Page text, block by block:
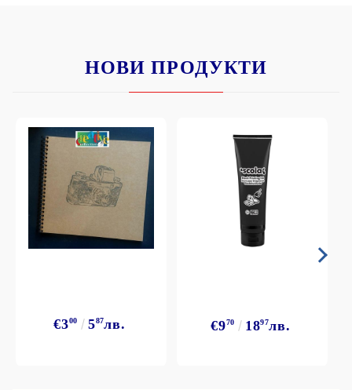
НОВИ ПРОДУКТИ
€300 587лв. €970 1897лв.